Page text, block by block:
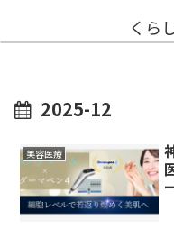
くら
2025-12
美容医療